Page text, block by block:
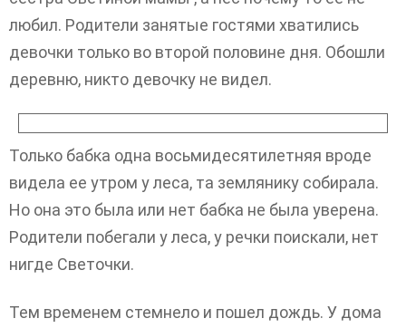
любил. Родители занятые гостями хватились
девочки только во второй половине дня. Обошли
деревню, никто девочку не видел.
Только бабка одна восьмидесятилетняя вроде
видела ее утром у леса, та землянику собирала.
Но она это была или нет бабка не была уверена.
Родители побегали у леса, у речки поискали, нет
нигде Светочки.
Тем временем стемнело и пошел дождь. У дома